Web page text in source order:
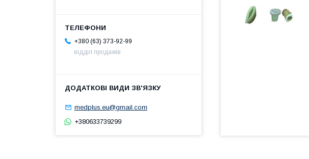
+380 (63) 373-92-99
відділ продажів
medplus.eu@gmail.com
+380633739299